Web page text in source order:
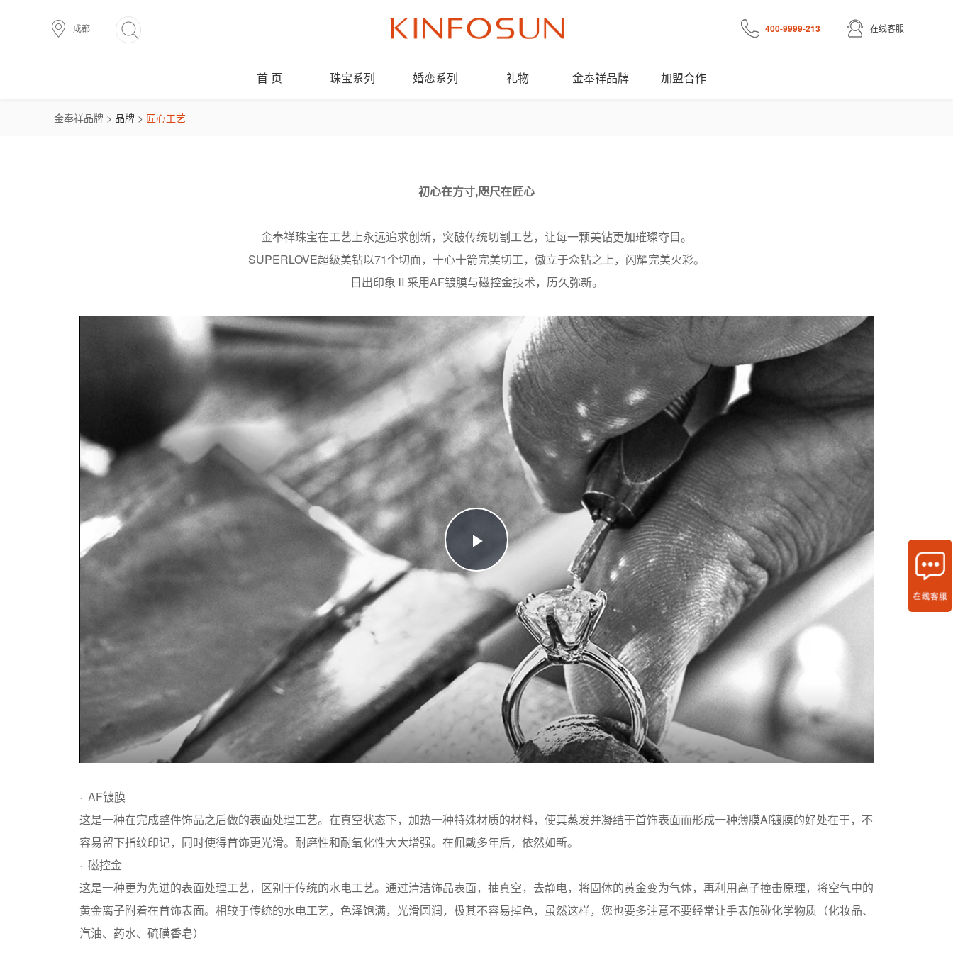
成都 400-9999-213 在线客服
首 页 珠宝系列 婚恋系列 礼物 金奉祥品牌 加盟合作
金奉祥品牌 > 品牌 > 匠心工艺
初心在方寸,咫尺在匠心
金奉祥珠宝在工艺上永远追求创新，突破传统切割工艺，让每一颗美钻更加璀璨夺目。
SUPERLOVE超级美钻以71个切面，十心十箭完美切工，傲立于众钻之上，闪耀完美火彩。
日出印象Ⅱ采用AF镀膜与磁控金技术，历久弥新。
Play
Video
· AF镀膜
这是一种在完成整件饰品之后做的表面处理工艺。在真空状态下，加热一种特殊材质的材料，使其蒸发并凝结于首饰表面而形成一种薄膜Af镀膜的好处在于，不
容易留下指纹印记，同时使得首饰更光滑。耐磨性和耐氧化性大大增强。在佩戴多年后，依然如新。
· 磁控金
这是一种更为先进的表面处理工艺，区别于传统的水电工艺。通过清洁饰品表面，抽真空，去静电，将固体的黄金变为气体，再利用离子撞击原理，将空气中的
黄金离子附着在首饰表面。相较于传统的水电工艺，色泽饱满，光滑圆润，极其不容易掉色，虽然这样，您也要多注意不要经常让手表触碰化学物质（化妆品、
汽油、药水、硫磺香皂）